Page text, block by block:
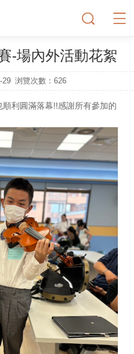
-場內外活動花絮
29 浏覽次數：626
利圓滿落幕!!感謝所有參加的